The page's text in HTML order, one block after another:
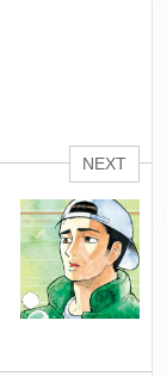
NEXT